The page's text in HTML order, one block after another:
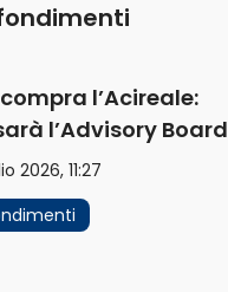
l’Acireale:
l’Advisory Board
2026, 11:27